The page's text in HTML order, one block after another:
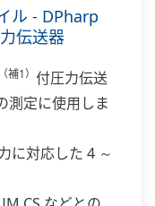
ル - DPharp
伝送器
（補1） 付圧力伝送
測定に使用しま
に対応した 4 ～